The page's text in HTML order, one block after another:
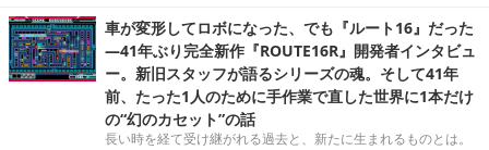
車が変形してロボになった、でも『ルート16』だった
―41年ぶり完全新作『ROUTE16R』開発者インタビュ
ー。新旧スタッフが語るシリーズの魂。そして41年
前、たった1人のために手作業で直した世界に1本だけ
の“幻のカセット”の話
長い時を経て受け継がれる過去と、新たに生まれるものとは。